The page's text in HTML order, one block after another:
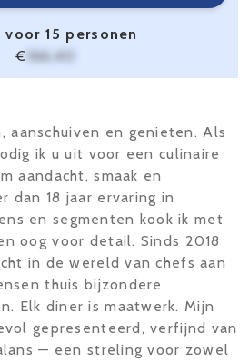
voor 15 personen
€ 166,40
aanschuiven en genieten. Als
ik u uit voor een culinaire
aandacht, smaak en
dan 18 jaar ervaring in
en segmenten kook ik met
oog voor detail. Sinds 2018
in de wereld van chefs aan
thuis bijzondere
Elk diner is maatwerk. Mijn
gepresenteerd, verfijnd van
— een streling voor zowel